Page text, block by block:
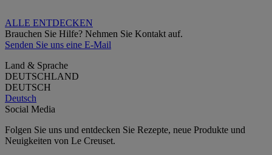
ALLE ENTDECKEN
Brauchen Sie Hilfe? Nehmen Sie Kontakt auf.
Senden Sie uns eine E-Mail
Land & Sprache
DEUTSCHLAND
DEUTSCH
Deutsch
Social Media
Folgen Sie uns und entdecken Sie Rezepte, neue Produkte und
Neuigkeiten von Le Creuset.